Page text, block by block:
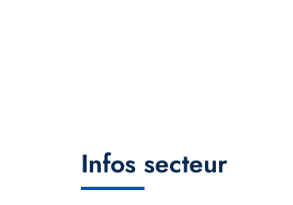
Infos secteur